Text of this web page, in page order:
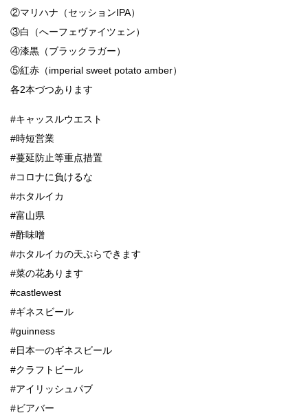
②マリハナ（セッションIPA）
③白（へーフェヴァイツェン）
④漆黒（ブラックラガー）
⑤紅赤（imperial sweet potato amber）
各2本づつあります
#キャッスルウエスト
#時短営業
#蔓延防止等重点措置
#コロナに負けるな
#ホタルイカ
#富山県
#酢味噌
#ホタルイカの天ぷらできます
#菜の花あります
#castlewest
#ギネスビール
#guinness
#日本一のギネスビール
#クラフトビール
#アイリッシュパブ
#ビアバー